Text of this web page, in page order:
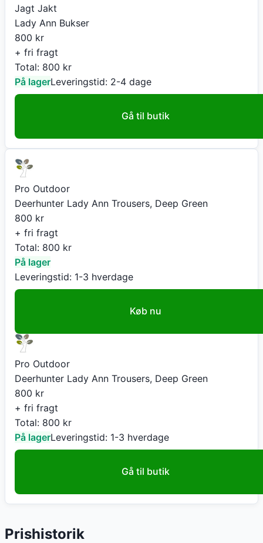
Jagt Jakt
Lady Ann Bukser
800 kr
+ fri fragt
Total: 800 kr
På lagerLeveringstid: 2-4 dage
Gå til butik
Pro Outdoor
Deerhunter Lady Ann Trousers, Deep Green
800 kr
+ fri fragt
Total: 800 kr
På lager
Leveringstid: 1-3 hverdage
Køb nu
Pro Outdoor
Deerhunter Lady Ann Trousers, Deep Green
800 kr
+ fri fragt
Total: 800 kr
På lagerLeveringstid: 1-3 hverdage
Gå til butik
Prishistorik